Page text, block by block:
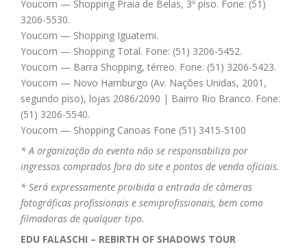
Youcom — Shopping Praia de Belas, 3º piso. Fone: (51)
3206-5530.
Youcom — Shopping Iguatemi.
Youcom — Shopping Total. Fone: (51) 3206-5452.
Youcom — Barra Shopping, térreo. Fone: (51) 3206-5423.
Youcom — Novo Hamburgo (Av. Nações Unidas, 2001,
segundo piso), lojas 2086/2090 | Bairro Rio Branco. Fone:
(51) 3206-5540.
Youcom — Shopping Canoas Fone (51) 3415-5100
* A organização do evento não se responsabiliza por
ingressos comprados fora do site e pontos de venda oficiais.
* Será expressamente proibida a entrada de câmeras
fotográficas profissionais e semiprofissionais, bem como
filmadoras de qualquer tipo.
EDU FALASCHI – REBIRTH OF SHADOWS TOUR